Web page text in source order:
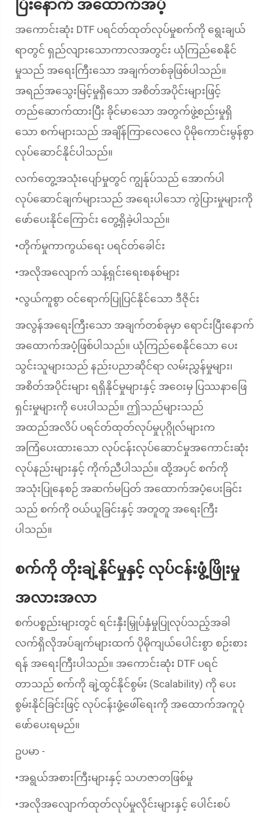
ပြီးနောက် အထောက်အပံ့
အကောင်းဆုံး DTF ပရင်တ်ထုတ်လုပ်မှုစက်ကို ရွေးချယ်
ရာတွင် ရှည်လျားသောကာလအတွင်း ယုံကြည်စေနိုင်
မှုသည် အရေးကြီးသော အချက်တစ်ခုဖြစ်ပါသည်။
အရည်အသွေးမြင့်မှုရှိသော အစိတ်အပိုင်းများဖြင့်
တည်ဆောက်ထားပြီး ခိုင်မာသော အတွက်ဖွဲ့စည်းမှုရှိ
သော စက်များသည် အချိန်ကြာလေလေ ပိုမိုကောင်းမွန်စွာ
လုပ်ဆောင်နိုင်ပါသည်။
လက်တွေ့အသုံးပျော်မှုတွင် ကျွန်ုပ်သည် အောက်ပါ
လုပ်ဆောင်ချက်များသည် အရေးပါသော ကွဲပြားမှုများကို
ဖော်ပေးနိုင်ကြောင်း တွေ့ရှိခဲ့ပါသည်။
•တိုက်မှုကာကွယ်ရေး ပရင်တ်ခေါင်း
•အလိုအလျောက် သန့်ရှင်းရေးစနစ်များ
•လွယ်ကူစွာ ဝင်ရောက်ပြုပြင်နိုင်သော ဒီဇိုင်း
အလွန်အရေးကြီးသော အချက်တစ်ခုမှာ ရောင်းပြီးနောက်
အထောက်အပံ့ဖြစ်ပါသည်။ ယုံကြည်စေနိုင်သော ပေး
သွင်းသူများသည် နည်းပညာဆိုင်ရာ လမ်းညွှန်မှုများ၊
အစိတ်အပိုင်းများ ရရှိနိုင်မှုများနှင့် အဝေးမှ ပြဿနာဖြေ
ရှင်းမှုများကို ပေးပါသည်။ ဤသည်များသည်
အထည်အလိပ် ပရင်တ်ထုတ်လုပ်မှုပုဂ္ဂိုလ်များက
အကြံပေးထားသော လုပ်ငန်းလုပ်ဆောင်မှုအကောင်းဆုံး
လုပ်နည်းများနှင့် ကိုက်ညီပါသည်။ ထို့အပှင် စက်ကို
အသုံးပြုနေစဉ် အဆက်မပြတ် အထောက်အပံ့ပေးခြင်း
သည် စက်ကို ဝယ်ယူခြင်းနှင့် အတူတူ အရေးကြီး
ပါသည်။
စက်ကို တိုးချဲ့နိုင်မှုနှင့် လုပ်ငန်းဖွံ့ဖြိုးမှု
အလားအလာ
စက်ပစ္စည်းများတွင် ရင်းနှီးမြှုပ်နှံမှုပြုလုပ်သည့်အခါ
လက်ရှိလိုအပ်ချက်များထက် ပိုမိုကျယ်ပေါင်းစွာ စဉ်းစား
ရန် အရေးကြီးပါသည်။ အကောင်းဆုံး DTF ပရင်
တာသည် စက်ကို ချဲ့ထွင်နိုင်စွမ်း (Scalability) ကို ပေး
စွမ်းနိုင်ခြင်းဖြင့် လုပ်ငန်းဖွံ့ဖေါ်ရေးကို အထောက်အကူပုံ
ဖော်ပေးရမည်။
ဥပမာ -
•အရွယ်အစားကြီးများနှင့် သဟဇာတဖြစ်မှု
•အလိုအလျောက်ထုတ်လုပ်မှုလိုင်းများနှင့် ပေါင်းစပ်